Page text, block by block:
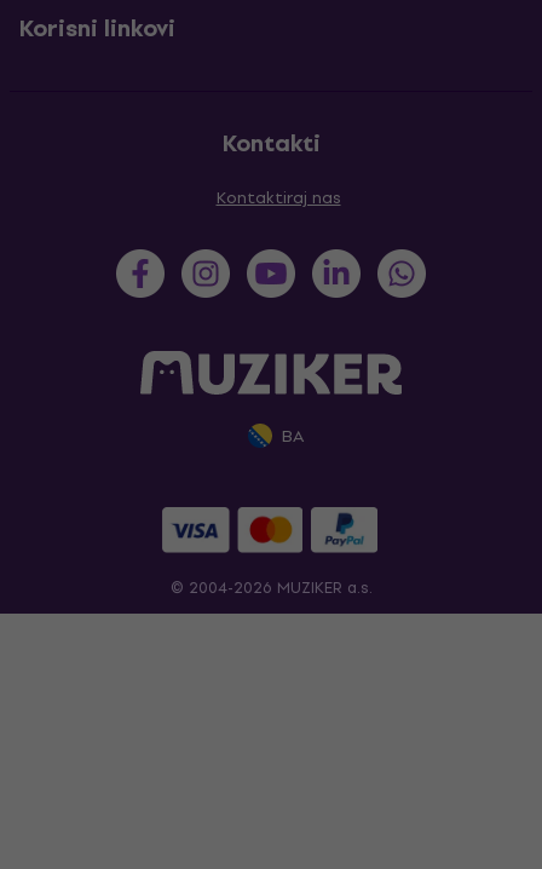
Korisni linkovi
Kontakti
Kontaktiraj nas
BA
© 2004-2026 MUZIKER a.s.